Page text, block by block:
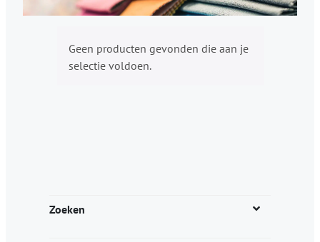
Zoeken
Geen producten gevonden die aan je
selectie voldoen.